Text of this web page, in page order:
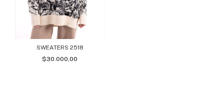
SWEATERS 2518
$30.000,00